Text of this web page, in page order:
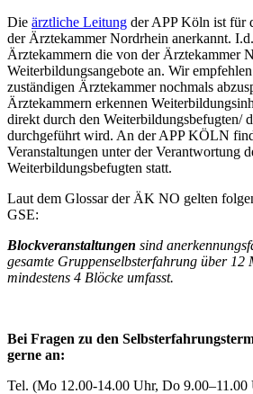
Die ärztliche Leitung der APP Köln ist für
der Ärztekammer Nordrhein anerkannt.
Ärztekammern die von der Ärztekammer
Weiterbildungsangebote an. Wir
zuständigen Ärztekammer nochmals
Ärztekammern erkennen
direkt durch den Weiterbildungsbefugten/
durchgeführt wird. An der APP KÖLN
Veranstaltungen unter der Verantwortung
Weiterbildungsbefugten statt.
Laut dem Glossar der ÄK NO gelten
GSE:
Blockveranstaltungen sind
gesamte Gruppenselbsterfahrung über 12
mindestens 4 Blöcke umfasst.
Bei Fragen zu den
gerne an:
Tel. (Mo 12.00-14.00 Uhr, Do